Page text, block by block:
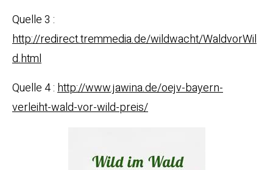
Quelle 3 :
http://redirect.tremmedia.de/wildwacht/WaldvorWil
d.html
Quelle 4 :http://www.jawina.de/oejv-bayern-
verleiht-wald-vor-wild-preis/